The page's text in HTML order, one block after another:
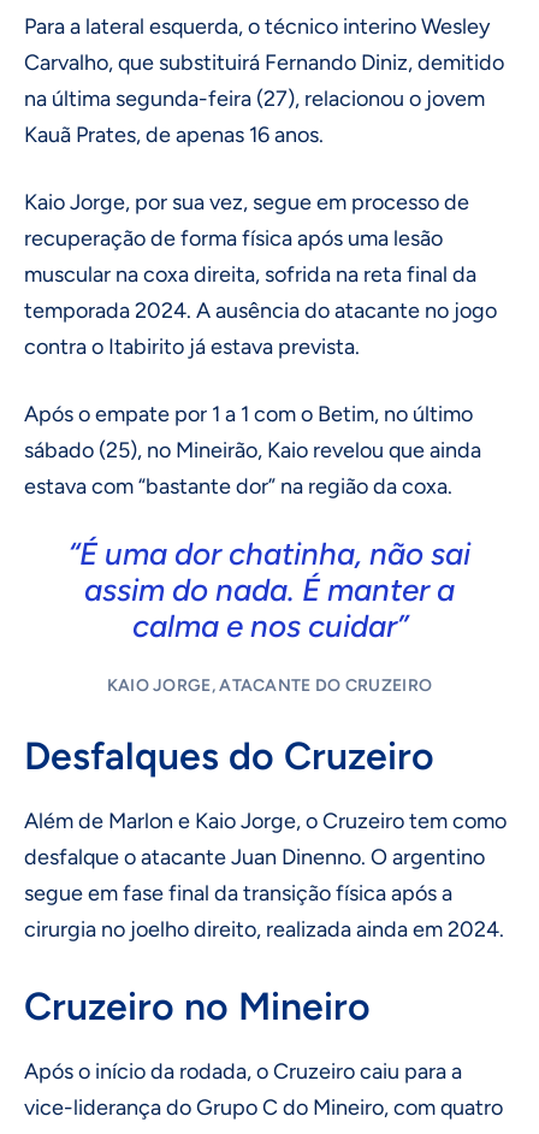
Para a lateral esquerda, o técnico interino Wesley
Carvalho, que substituirá Fernando Diniz, demitido
na última segunda-feira (27), relacionou o jovem
Kauã Prates, de apenas 16 anos.
Kaio Jorge, por sua vez, segue em processo de
recuperação de forma física após uma lesão
muscular na coxa direita, sofrida na reta final da
temporada 2024. A ausência do atacante no jogo
contra o Itabirito já estava prevista.
Após o empate por 1 a 1 com o Betim, no último
sábado (25), no Mineirão, Kaio revelou que ainda
estava com “bastante dor” na região da coxa.
“É uma dor chatinha, não sai
assim do nada. É manter a
calma e nos cuidar”
KAIO JORGE, ATACANTE DO CRUZEIRO
Desfalques do Cruzeiro
Além de Marlon e Kaio Jorge, o Cruzeiro tem como
desfalque o atacante Juan Dinenno. O argentino
segue em fase final da transição física após a
cirurgia no joelho direito, realizada ainda em 2024.
Cruzeiro no Mineiro
Após o início da rodada, o Cruzeiro caiu para a
vice-liderança do Grupo C do Mineiro, com quatro